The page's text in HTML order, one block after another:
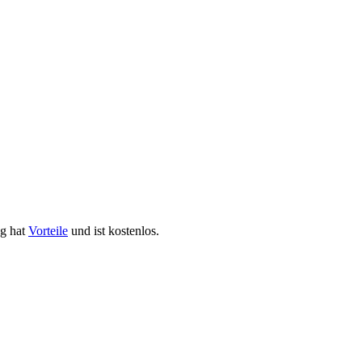
hat Vorteile und ist kostenlos.